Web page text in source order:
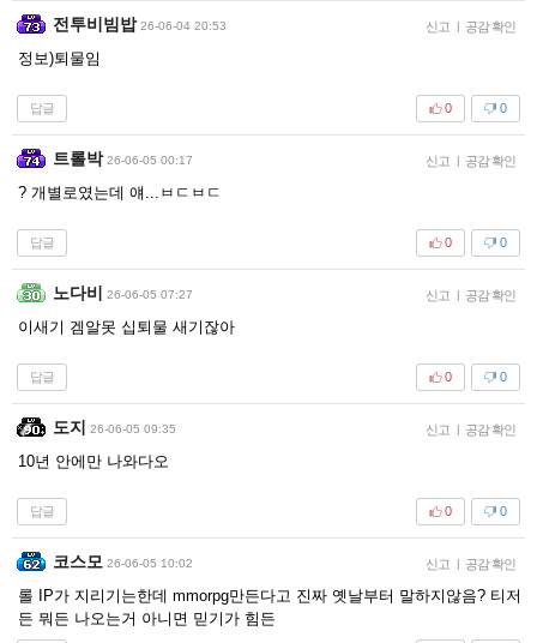
전투비빔밥 26-06-04 20:53 신고 | 공감 확인
정보)퇴물임
답글 0
0
트롤박 26-06-05 00:17 신고 | 공감 확인
? 개별로였는데 얘...ㅂㄷㅂㄷ
답글 0
0
노다비 26-06-05 07:27 신고 | 공감 확인
이새기 겜알못 십퇴물 새기잖아
답글 0
0
도지 26-06-05 09:35 신고 | 공감 확인
10년 안에만 나와다오
답글 0
0
코스모 26-06-05 10:02 신고 | 공감 확인
롤 IP가 지리기는한데 mmorpg만든다고 진짜 옛날부터 말하지않음? 티저
든 뭐든 나오는거 아니면 믿기가 힘든